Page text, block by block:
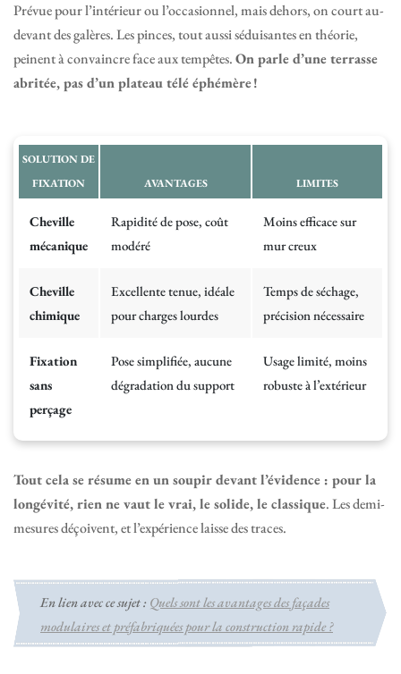
Prévue pour l’intérieur ou l’occasionnel, mais dehors, on court au-
devant des galères. Les pinces, tout aussi séduisantes en théorie,
peinent à convaincre face aux tempêtes.On parle d’une terrasse
abritée, pas d’un plateau télé éphémère !
SOLUTION DE
FIXATION
AVANTAGES LIMITES
Cheville
mécanique
Rapidité de pose, coût
modéré
Moins efficace sur
mur creux
Cheville
chimique
Excellente tenue, idéale
pour charges lourdes
Temps de séchage,
précision nécessaire
Fixation
sans
perçage
Pose simplifiée, aucune
dégradation du support
Usage limité, moins
robuste à l’extérieur
Tout cela se résume en un soupir devant l’évidence : pour la
longévité, rien ne vaut le vrai, le solide, le classique. Les demi-
mesures déçoivent, et l’expérience laisse des traces.
En lien avec ce sujet : Quels sont les avantages des façades
modulaires et préfabriquées pour la construction rapide ?